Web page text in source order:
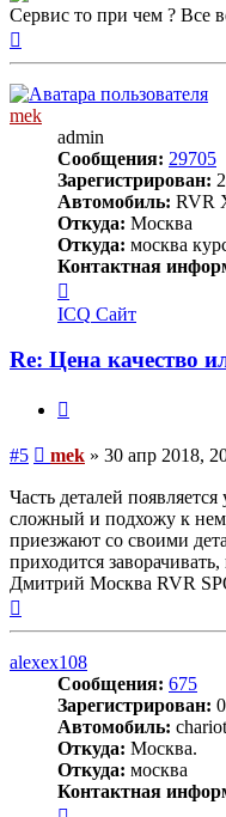
Сервис то при чем ? Все
mek
admin
Сообщения: 29705
Зарегистрирован:
Автомобиль: RVR
Откуда: Москва
Откуда: москва
Контактная
информация
пользователя
ICQ Сайт
Re: Цена качество
#5 Сообщение
mek » 30 апр 2018,
Часть деталей
сложный и подхожу к
приезжают со своими
приходится
Дмитрий Москва RVR
alexex108
Сообщения: 675
Зарегистрирован:
Автомобиль:
Откуда: Москва.
Откуда: москва
Контактная